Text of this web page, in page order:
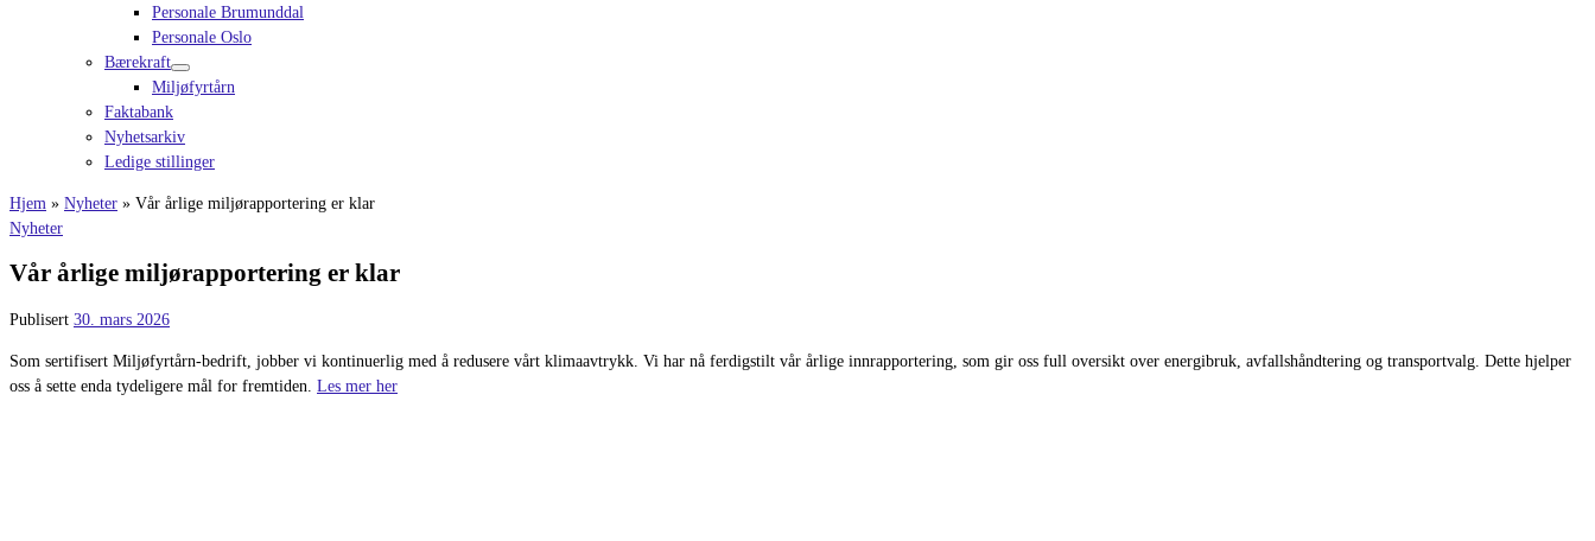
Personale Brumunddal
Personale Oslo
Bærekraft
Miljøfyrtårn
Faktabank
Nyhetsarkiv
Ledige stillinger
Hjem » Nyheter » Vår årlige miljørapportering er klar
Nyheter
Vår årlige miljørapportering er klar
Publisert 30. mars 2026
Som sertifisert Miljøfyrtårn-bedrift, jobber vi kontinuerlig med å redusere vårt klimaavtrykk. Vi har nå ferdigstilt vår årlige innrapportering, som gir oss full oversikt over energibruk, avfallshåndtering og transportvalg. Dette hjelper
oss å sette enda tydeligere mål for fremtiden. Les mer her